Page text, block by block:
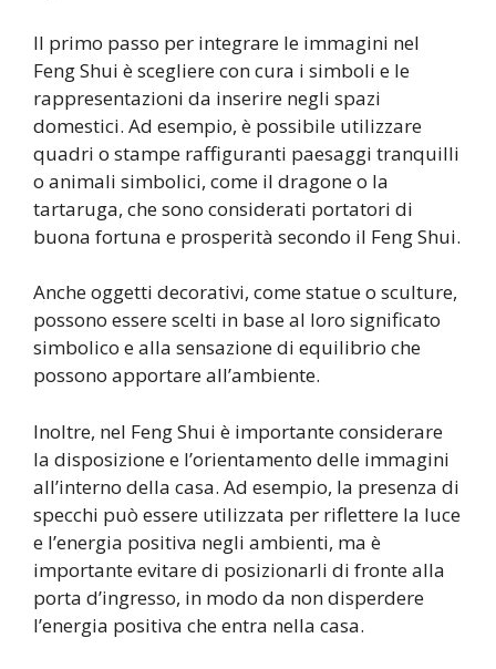
Il primo passo per integrare le immagini nel
Feng Shui è scegliere con cura i simboli e le
rappresentazioni da inserire negli spazi
domestici. Ad esempio, è possibile utilizzare
quadri o stampe raffiguranti paesaggi tranquilli
o animali simbolici, come il dragone o la
tartaruga, che sono considerati portatori di
buona fortuna e prosperità secondo il Feng Shui.
Anche oggetti decorativi, come statue o sculture,
possono essere scelti in base al loro significato
simbolico e alla sensazione di equilibrio che
possono apportare all’ambiente.
Inoltre, nel Feng Shui è importante considerare
la disposizione e l’orientamento delle immagini
all’interno della casa. Ad esempio, la presenza di
specchi può essere utilizzata per riflettere la luce
e l’energia positiva negli ambienti, ma è
importante evitare di posizionarli di fronte alla
porta d’ingresso, in modo da non disperdere
l’energia positiva che entra nella casa.